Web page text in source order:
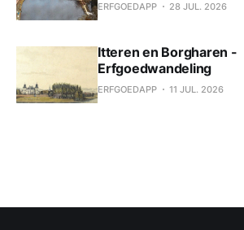
ERFGOEDAPP 28 JUL. 2026
Itteren en Borgharen -
Erfgoedwandeling
ERFGOEDAPP 11 JUL. 2026